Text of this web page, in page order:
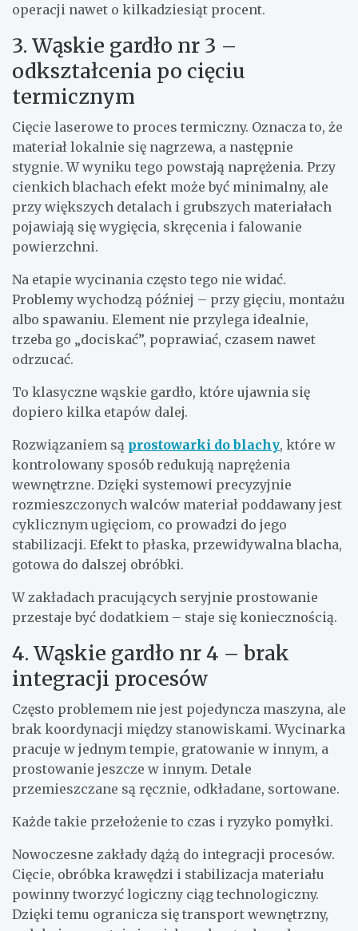
operacji nawet o kilkadziesiąt procent.
3. Wąskie gardło nr 3 –
odkształcenia po cięciu
termicznym
Cięcie laserowe to proces termiczny. Oznacza to, że
materiał lokalnie się nagrzewa, a następnie
stygnie. W wyniku tego powstają naprężenia. Przy
cienkich blachach efekt może być minimalny, ale
przy większych detalach i grubszych materiałach
pojawiają się wygięcia, skręcenia i falowanie
powierzchni.
Na etapie wycinania często tego nie widać.
Problemy wychodzą później – przy gięciu, montażu
albo spawaniu. Element nie przylega idealnie,
trzeba go „dociskać”, poprawiać, czasem nawet
odrzucać.
To klasyczne wąskie gardło, które ujawnia się
dopiero kilka etapów dalej.
Rozwiązaniem są prostowarki do blachy, które w
kontrolowany sposób redukują naprężenia
wewnętrzne. Dzięki systemowi precyzyjnie
rozmieszczonych walców materiał poddawany jest
cyklicznym ugięciom, co prowadzi do jego
stabilizacji. Efekt to płaska, przewidywalna blacha,
gotowa do dalszej obróbki.
W zakładach pracujących seryjnie prostowanie
przestaje być dodatkiem – staje się koniecznością.
4. Wąskie gardło nr 4 – brak
integracji procesów
Często problemem nie jest pojedyncza maszyna, ale
brak koordynacji między stanowiskami. Wycinarka
pracuje w jednym tempie, gratowanie w innym, a
prostowanie jeszcze w innym. Detale
przemieszczane są ręcznie, odkładane, sortowane.
Każde takie przełożenie to czas i ryzyko pomyłki.
Nowoczesne zakłady dążą do integracji procesów.
Cięcie, obróbka krawędzi i stabilizacja materiału
powinny tworzyć logiczny ciąg technologiczny.
Dzięki temu ogranicza się transport wewnętrzny,